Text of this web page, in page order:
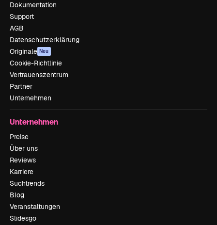
Dokumentation
Support
AGB
Datenschutzerklärung
Originale Neu
Cookie-Richtlinie
Vertrauenszentrum
Partner
Unternehmen
Unternehmen
Preise
Über uns
Reviews
Karriere
Suchtrends
Blog
Veranstaltungen
Slidesgo